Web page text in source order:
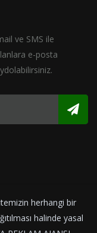
ve SMS ile
e-posta
herhangi bir
halinde yasal